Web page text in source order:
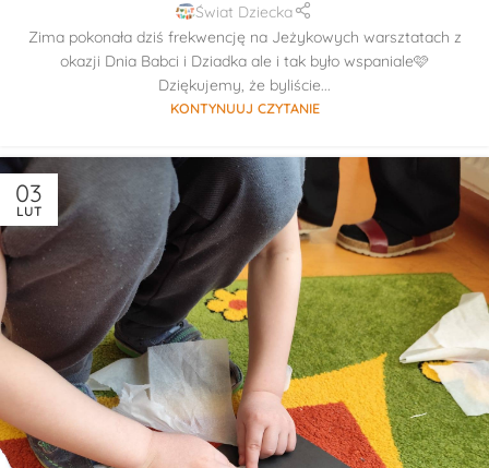
Świat Dziecka
Zima pokonała dziś frekwencję na Jeżykowych warsztatach z
okazji Dnia Babci i Dziadka ale i tak było wspaniale🩷
Dziękujemy, że byliście...
KONTYNUUJ CZYTANIE
03
LUT